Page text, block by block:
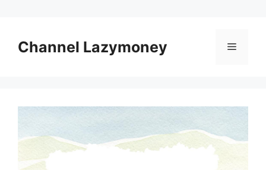
contentChannel Lazymoney Menu